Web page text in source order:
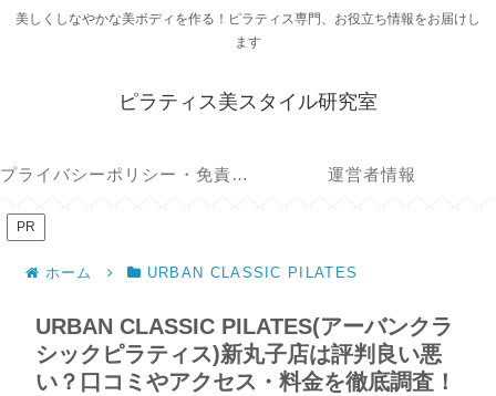
美しくしなやかな美ボディを作る！ピラティス専門、お役立ち情報をお届けし
ます
ピラティス美スタイル研究室
プライバシーポリシー・免責事項 運営者情報
PR
ホーム URBAN CLASSIC PILATES
URBAN CLASSIC PILATES(アーバンクラ
シックピラティス)新丸子店は評判良い悪
い？口コミやアクセス・料金を徹底調査！